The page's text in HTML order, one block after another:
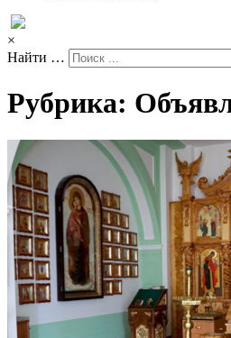
×
Найти …
Рубрика: